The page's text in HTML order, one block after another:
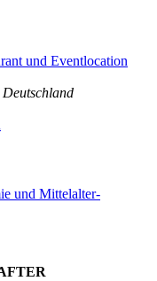
und Eventlocation
Deutschland
und Mittelalter-